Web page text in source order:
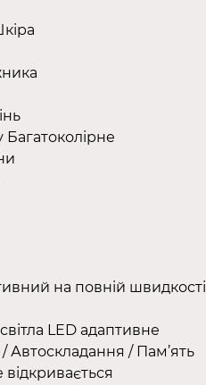
Багатоколірне
на повній швидкості
LED адаптивне
Автоскладання / Пам’ять